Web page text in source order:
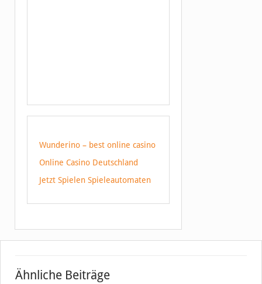
Wunderino – best online casino
Online Casino Deutschland
Jetzt Spielen Spieleautomaten
Ähnliche Beiträge